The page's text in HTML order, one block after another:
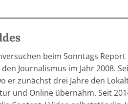
beim Sonntags
Journalismus im Jahr 2008.
er zunächst drei Jahre den
und Online übernahm. Seit